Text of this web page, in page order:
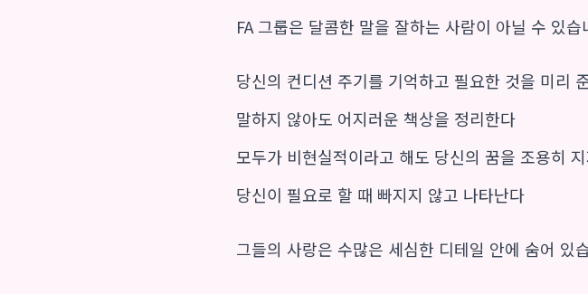
FA 그룹은 달콤한 말을 잘하는 사람이 아닐 수 있
당신의 컨디션 주기를 기억하고 필요한 것을 미리
말하지 않아도 어지러운 책상을 정리한다
모두가 비현실적이라고 해도 당신의 꿈을 조용히
당신이 필요로 할 때 빠지지 않고 나타난다
그들의 사랑은 수많은 세심한 디테일 안에 숨어 있